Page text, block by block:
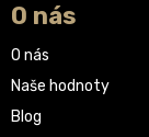
O nás
O nás
Naše hodnoty
Blog